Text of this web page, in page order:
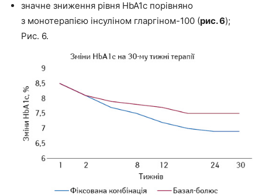
значне зниження рівня HbA1c порівняно
з монотерапією інсуліном гларгіном-100 (рис. 6);
Рис. 6.